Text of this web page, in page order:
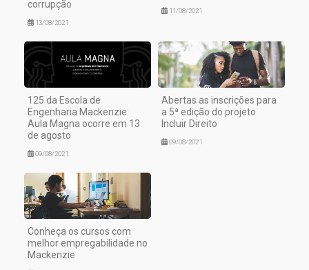
corrupção
13/08/2021
11/08/2021
125 da Escola de
Engenharia Mackenzie:
Aula Magna ocorre em 13
de agosto
09/08/2021
Abertas as inscrições para
a 5ª edição do projeto
Incluir Direito
09/08/2021
Conheça os cursos com
melhor empregabilidade no
Mackenzie